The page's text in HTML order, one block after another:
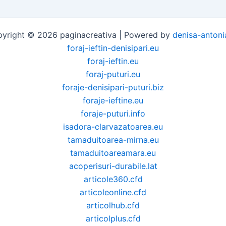
© 2026 paginacreativa | Powered by denisa-
foraj-ieftin-denisipari.eu
foraj-ieftin.eu
foraj-puturi.eu
foraje-denisipari-puturi.biz
foraje-ieftine.eu
foraje-puturi.info
isadora-clarvazatoarea.eu
tamaduitoarea-mirna.eu
tamaduitoareamara.eu
acoperisuri-durabile.lat
articole360.cfd
articoleonline.cfd
articolhub.cfd
articolplus.cfd